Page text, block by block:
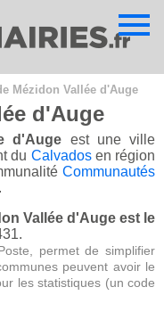
Mézidon Vallée d'Auge
d'Auge
d'Auge est une ville
du Calvadosen région
Communautés
.
Vallée d'Auge est le
permet de simplifier
peuvent avoir le
les statistiques (un code